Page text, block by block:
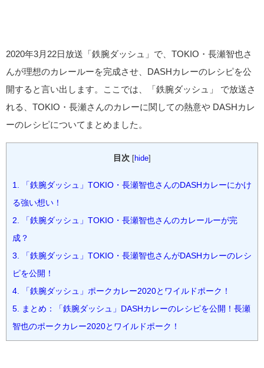
2020年3月22日放送「鉄腕ダッシュ」で、TOKIO・長瀬智也さ
んが理想のカレールーを完成させ、DASHカレーのレシピを公
開すると言い出します。ここでは、「鉄腕ダッシュ」 で放送さ
れる、TOKIO・長瀬さんのカレーに関しての熱意や DASHカレ
ーのレシピについてまとめました。
目次 hide
1. 「鉄腕ダッシュ」TOKIO・長瀬智也さんのDASHカレーにかけ
る強い想い！
2. 「鉄腕ダッシュ」TOKIO・長瀬智也さんのカレールーが完
成？
3. 「鉄腕ダッシュ」TOKIO・長瀬智也さんがDASHカレーのレシ
ピを公開！
4. 「鉄腕ダッシュ」ポークカレー2020とワイルドポーク！
5. まとめ：「鉄腕ダッシュ」DASHカレーのレシピを公開！長瀬
智也のポークカレー2020とワイルドポーク！